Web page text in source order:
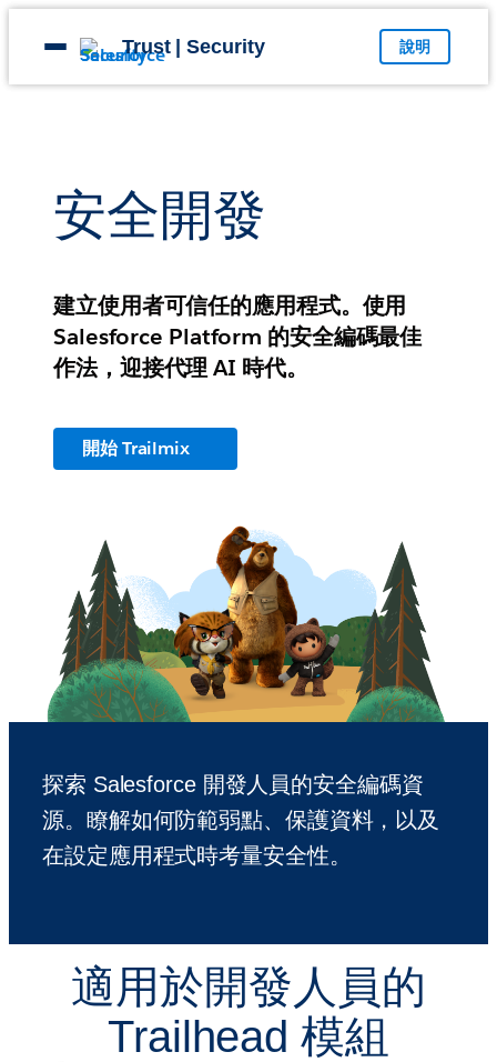
Open
Trust | Security 說明
安全開發
建立使用者可信任的應用程式。使用
Salesforce Platform 的安全編碼最佳
作法，迎接代理 AI 時代。
開始 Trailmix
探索 Salesforce 開發人員的安全編碼資
源。瞭解如何防範弱點、保護資料，以及
在設定應用程式時考量安全性。
適用於開發人員的
Trailhead 模組